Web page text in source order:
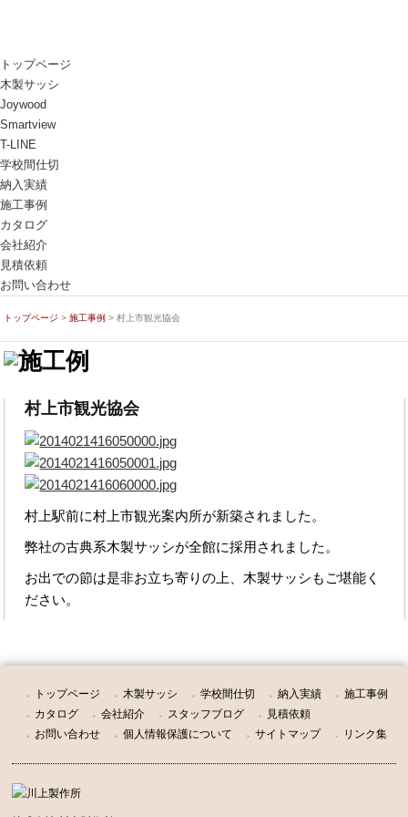
トップページ
木製サッシ
Joywood
Smartview
T-LINE
学校間仕切
納入実績
施工事例
カタログ
会社紹介
見積依頼
お問い合わせ
トップページ >施工事例 > 村上市観光協会
村上市観光協会
村上駅前に村上市観光案内所が新築されました。
弊社の古典系木製サッシが全館に採用されました。
お出での節は是非お立ち寄りの上、木製サッシもご堪能く
ださい。
＞ トップページ ＞ 木製サッシ ＞学校間仕切 ＞納入実績 ＞ 施工事例
＞ カタログ ＞会社紹介 ＞ スタッフブログ ＞ 見積依頼
＞ お問い合わせ ＞個人情報保護について ＞ サイトマップ ＞ リンク集